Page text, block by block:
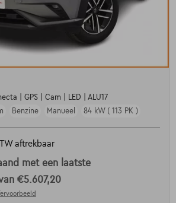
| GPS | Cam | LED | ALU17
Benzine Manueel 84 kW ( 113 PK )
aftrekbaar
met een laatste
€5.607,20